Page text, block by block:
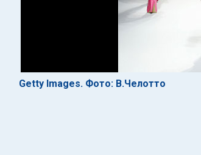
Getty Images. Фото: В.Челотто